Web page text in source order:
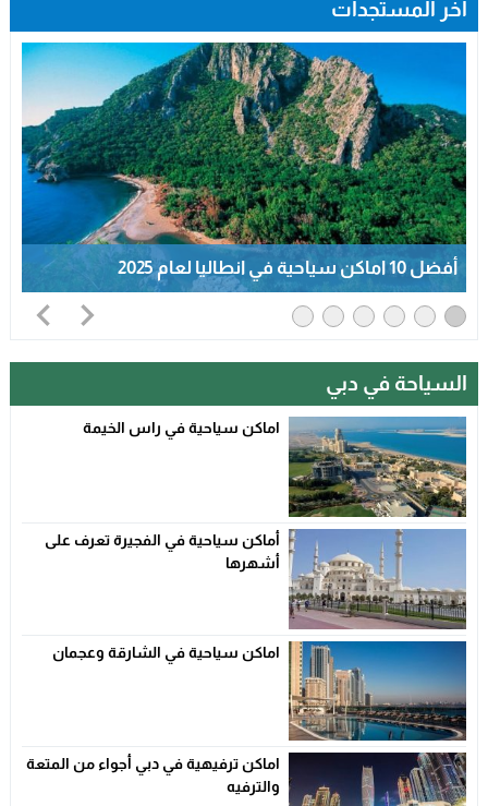
أخر المستجدات
أفضل 10 اماكن سياحية في انطاليا لعام 2025
السياحة في دبي
اماكن سياحية في راس الخيمة
أماكن سياحية في الفجيرة تعرف على
أشهرها
اماكن سياحية في الشارقة وعجمان
اماكن ترفيهية في دبي أجواء من المتعة
والترفيه